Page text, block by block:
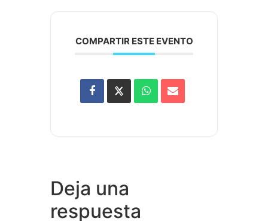
COMPARTIR ESTE EVENTO
Deja una
respuesta